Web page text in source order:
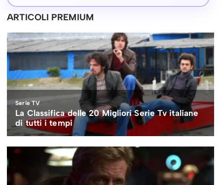
ARTICOLI PREMIUM